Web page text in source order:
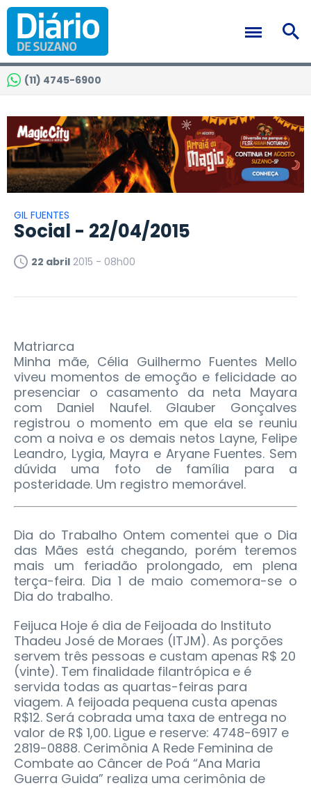
(11) 4745-6900
GIL FUENTES
Social - 22/04/2015
22 abril 2015 - 08h00
Matriarca
Minha mãe, Célia Guilhermo Fuentes Mello
viveu momentos de emoção e felicidade ao
presenciar o casamento da neta Mayara
com Daniel Naufel. Glauber Gonçalves
registrou o momento em que ela se reuniu
com a noiva e os demais netos Layne, Felipe
Leandro, Lygia, Mayra e Aryane Fuentes. Sem
dúvida uma foto de família para a
posteridade. Um registro memorável.
Dia do Trabalho Ontem comentei que o Dia
das Mães está chegando, porém teremos
mais um feriadão prolongado, em plena
terça-feira. Dia 1 de maio comemora-se o
Dia do trabalho.
Feijuca Hoje é dia de Feijoada do Instituto
Thadeu José de Moraes (ITJM). As porções
servem três pessoas e custam apenas R$ 20
(vinte). Tem finalidade filantrópica e é
servida todas as quartas-feiras para
viagem. A feijoada pequena custa apenas
R$12. Será cobrada uma taxa de entrega no
valor de R$ 1,00. Ligue e reserve: 4748-6917 e
2819-0888. Cerimônia A Rede Feminina de
Combate ao Câncer de Poá “Ana Maria
Guerra Guida” realiza uma cerimônia de